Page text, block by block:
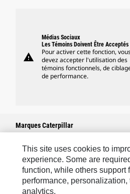
warning
Médias Sociaux
Les Témoins Doivent Être Acceptés
Pour activer cette fonction,
devez accepter l'utilisation des
témoins fonctionnels, de
de performance.
Marques Caterpillar
Caterpillar.com
Contacter Caterpillar
This site uses cookies to
experience. Some are
function, while others support
performance, personalization,
analytics.